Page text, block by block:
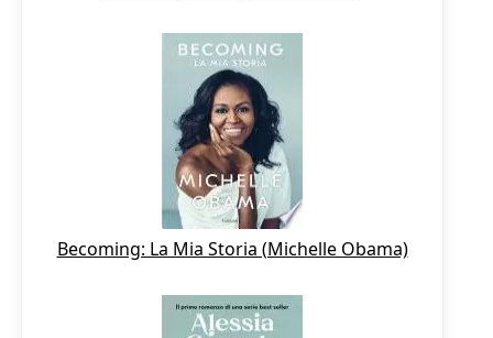
Becoming: La Mia Storia (Michelle Obama)